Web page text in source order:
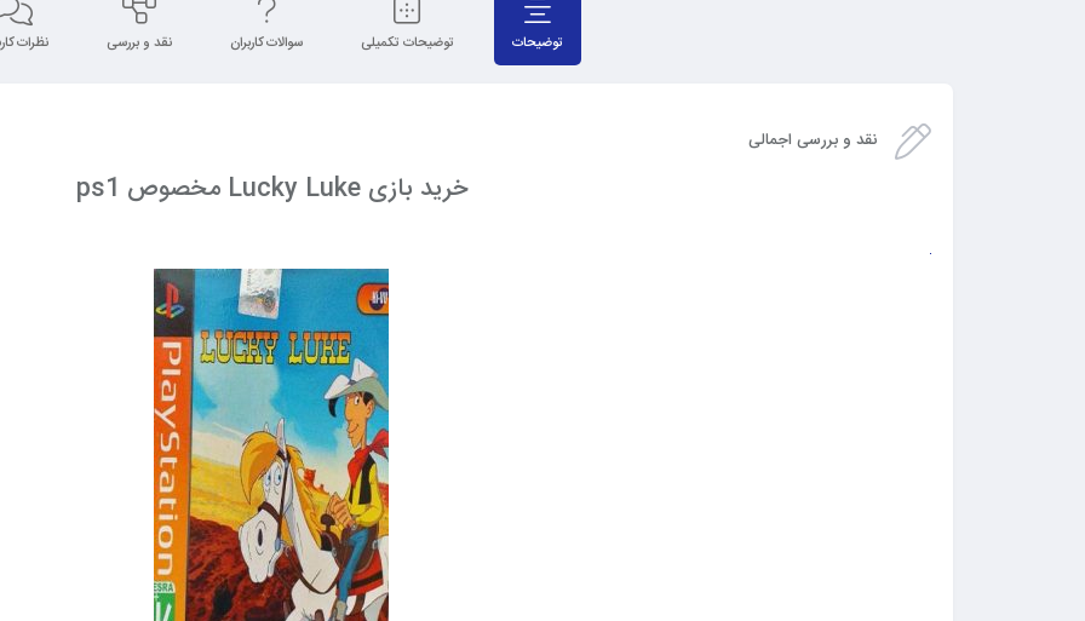
توضیحات توضیحات تکمیلی سوالات کاربران نقد و بررسی نظرات
نقد و بررسی اجمالی
خرید بازی Lucky Luke مخصوص ps1